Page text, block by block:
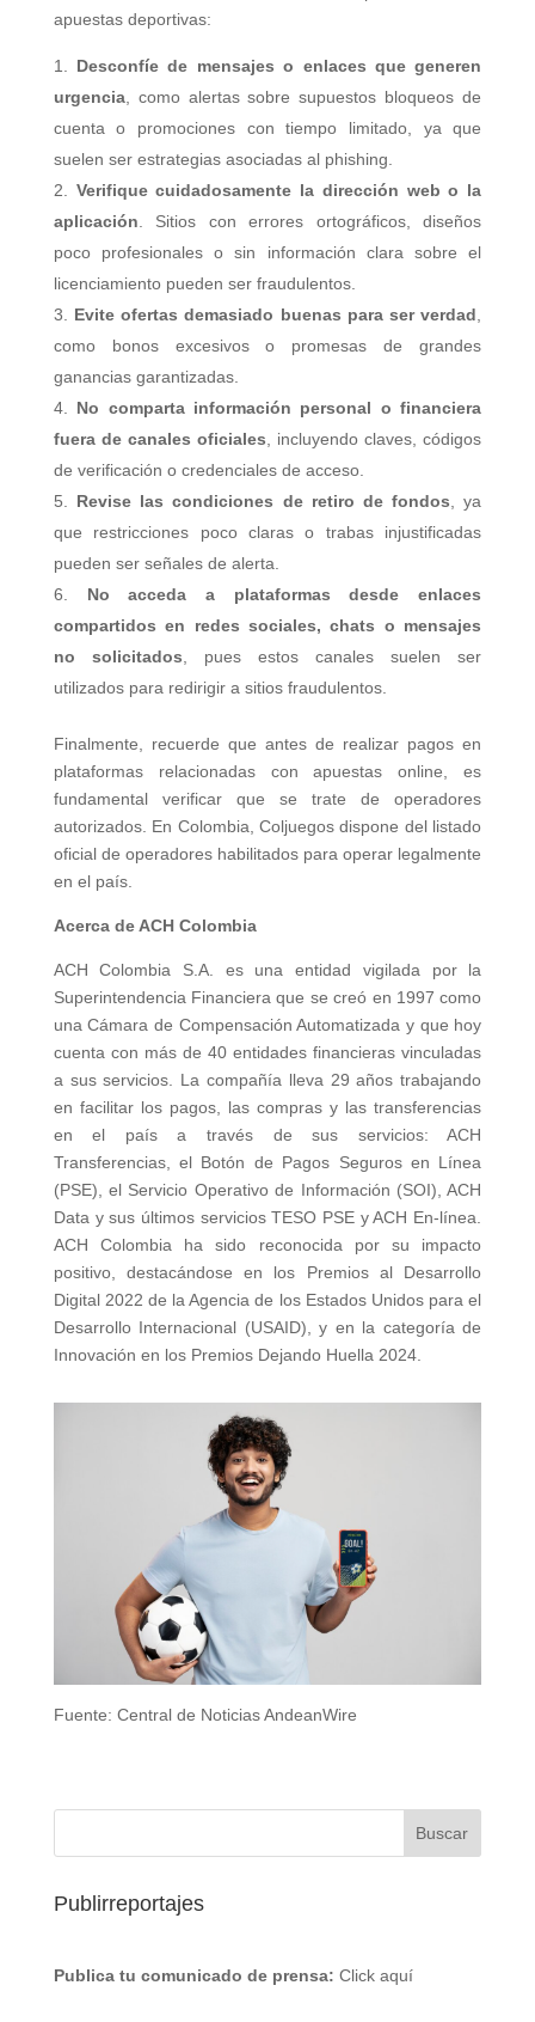
apuestas deportivas:
Desconfíe de mensajes o enlaces que generen
urgencia, como alertas sobre supuestos bloqueos de
cuenta o promociones con tiempo limitado, ya que
suelen ser estrategias asociadas al phishing.
Verifique cuidadosamente la dirección web o la
aplicación. Sitios con errores ortográficos, diseños
poco profesionales o sin información clara sobre el
licenciamiento pueden ser fraudulentos.
Evite ofertas demasiado buenas para ser verdad,
como bonos excesivos o promesas de grandes
ganancias garantizadas.
No comparta información personal o financiera
fuera de canales oficiales, incluyendo claves, códigos
de verificación o credenciales de acceso.
Revise las condiciones de retiro de fondos, ya
que restricciones poco claras o trabas injustificadas
pueden ser señales de alerta.
No acceda a plataformas desde enlaces
compartidos en redes sociales, chats o mensajes
no solicitados, pues estos canales suelen ser
utilizados para redirigir a sitios fraudulentos.
Finalmente, recuerde que antes de realizar pagos en
plataformas relacionadas con apuestas online, es
fundamental verificar que se trate de operadores
autorizados. En Colombia, Coljuegos dispone del listado
oficial de operadores habilitados para operar legalmente
en el país.
Acerca de ACH Colombia
ACH Colombia S.A. es una entidad vigilada por la
Superintendencia Financiera que se creó en 1997 como
una Cámara de Compensación Automatizada y que hoy
cuenta con más de 40 entidades financieras vinculadas
a sus servicios. La compañía lleva 29 años trabajando
en facilitar los pagos, las compras y las transferencias
en el país a través de sus servicios: ACH
Transferencias, el Botón de Pagos Seguros en Línea
(PSE), el Servicio Operativo de Información (SOI), ACH
Data y sus últimos servicios TESO PSE y ACH En-línea.
ACH Colombia ha sido reconocida por su impacto
positivo, destacándose en los Premios al Desarrollo
Digital 2022 de la Agencia de los Estados Unidos para el
Desarrollo Internacional (USAID), y en la categoría de
Innovación en los Premios Dejando Huella 2024.
Fuente: Central de Noticias AndeanWire
Publirreportajes
Publica tu comunicado de prensa: Click aquí